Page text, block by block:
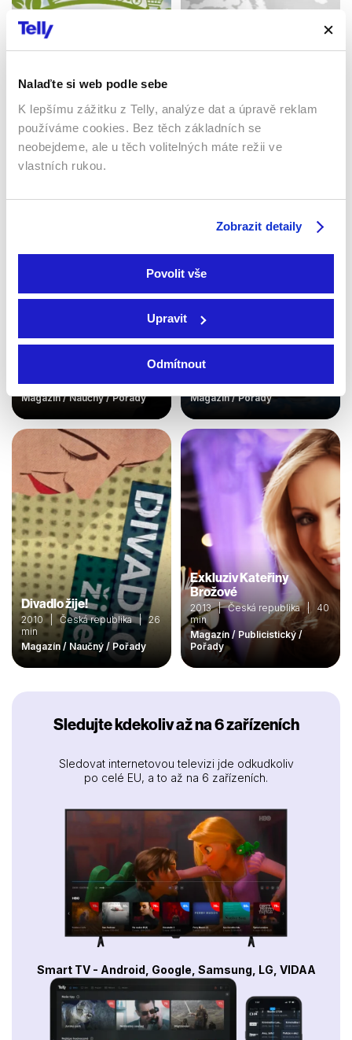
Nalaďte si web podle sebe
K lepšímu zážitku z Telly, analýze dat a úpravě reklam
používáme cookies. Bez těch základních se
neobejdeme, ale u těch volitelných máte režii ve
vlastních rukou.
Zobrazit detaily
Povolit vše
Upravit
Odmítnout
Náš venkov
2019 | Česká republika | 17
min
Magazín / Naučný / Pořady
Góly – body – sekundy
2026 | Slovensko | 10 min
Magazín / Pořady
2011 | Česká republika | 60
min
Magazín / Naučný / Pořady
Extrémní sporty
Magazín / Pořady
Divadlo žije!
2010 | Česká republika | 26
min
Magazín / Naučný / Pořady
Exkluziv Kateřiny
Brožové
2013 | Česká republika | 40
min
Magazín / Publicistický /
Pořady
Sledujte kdekoliv až na 6 zařízeních
Sledovat internetovou televizi jde odkudkoliv
po celé EU, a to až na 6 zařízeních.
Smart TV - Android, Google, Samsung, LG, VIDAA